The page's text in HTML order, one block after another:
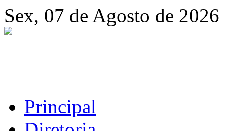
Sex, 07 de Agosto de 2026
Principal